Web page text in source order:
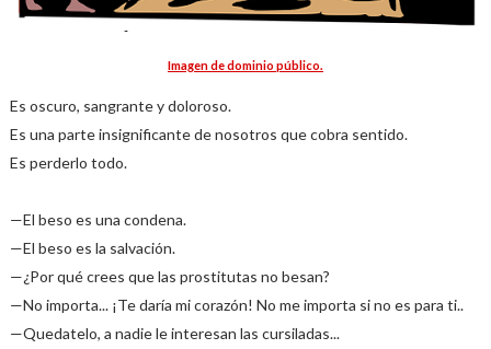
Imagen de dominio público.
Es oscuro, sangrante y doloroso.
Es una parte insignificante de nosotros que cobra sentido.
Es perderlo todo.
—El beso es una condena.
—El beso es la salvación.
—¿Por qué crees que las prostitutas no besan?
—No importa... ¡Te daría mi corazón! No me importa si no es para ti..
—Quedatelo, a nadie le interesan las cursiladas...